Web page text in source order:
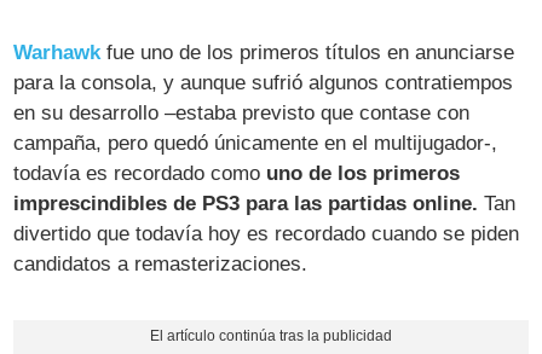
Warhawkfue uno de los primeros títulos en anunciarse
para la consola, y aunque sufrió algunos contratiempos
en su desarrollo –estaba previsto que contase con
campaña, pero quedó únicamente en el multijugador-,
todavía es recordado como uno de los primeros
imprescindibles de PS3 para las partidas online. Tan
divertido que todavía hoy es recordado cuando se piden
candidatos a remasterizaciones.